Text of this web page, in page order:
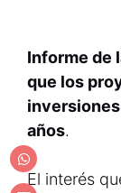
Informe de
que los
años.
El interés